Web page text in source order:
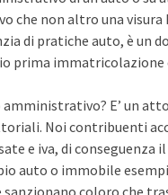
che non altro una
di pratiche auto, è un
prima immatricolazione
amministrativo? E’ un
Noi contribuenti
e iva, di
auto o immobile
coloro che